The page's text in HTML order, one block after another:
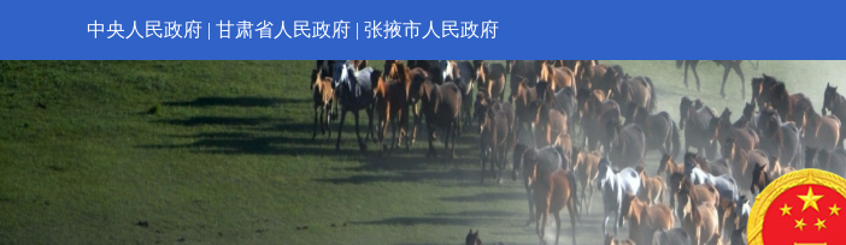
中央人民政府 | 甘肃省人民政府 | 张掖市人民政府